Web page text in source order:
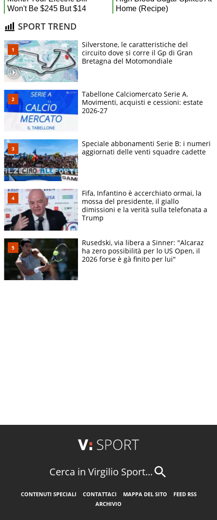
SPORT TREND
Silverstone, le caratteristiche del
circuito dove si corre il Gp di Gran
Bretagna del Motomondiale
Tabellone Calciomercato Serie A.
Movimenti, acquisti e cessioni: estate
2026-27
Speciale abbonamenti Serie B: i numeri
aggiornati delle venti squadre cadette
Fifa, Infantino è accerchiato ormai, la
mossa del presidente, il giallo
dimissioni e la verità sulla telefonata a
Trump
Rusedski, via libera a Sinner: "Alcaraz
ha zero possibilità per lo US Open, il
2026 forse è gà finito per lui"
Cerca in Virgilio Sport...
CONTENUTI SPECIALI CONTATTACI MAPPA DEL SITO
FEED RSS
ARCHIVIO